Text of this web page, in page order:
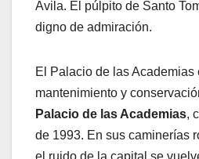
Ávila. El púlpito de Santo
digno de admiración.
El Palacio de las Academias
mantenimiento y
Palacio de las Academias,
de 1993. En sus caminerías
el ruido de la capital se